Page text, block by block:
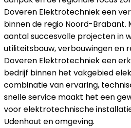
Doveren Elektrotechniek een
binnen de regio Noord-Brabant.
aantal succesvolle projecten in
utiliteitsbouw, verbouwingen en
Doveren Elektrotechniek een
bedrijf binnen het vakgebied
combinatie van ervaring,
snelle service maakt het een
voor elektrotechnische
Udenhout en omgeving.